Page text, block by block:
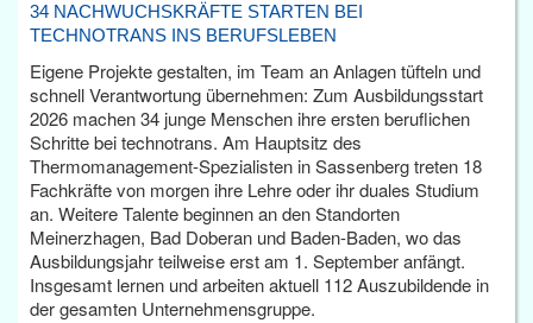
34 NACHWUCHSKRÄFTE STARTEN BEI
TECHNOTRANS INS BERUFSLEBEN
Eigene Projekte gestalten, im Team an Anlagen tüfteln und
schnell Verantwortung übernehmen: Zum Ausbildungsstart
2026 machen 34 junge Menschen ihre ersten beruflichen
Schritte bei technotrans. Am Hauptsitz des
Thermomanagement-Spezialisten in Sassenberg treten 18
Fachkräfte von morgen ihre Lehre oder ihr duales Studium
an. Weitere Talente beginnen an den Standorten
Meinerzhagen, Bad Doberan und Baden-Baden, wo das
Ausbildungsjahr teilweise erst am 1. September anfängt.
Insgesamt lernen und arbeiten aktuell 112 Auszubildende in
der gesamten Unternehmensgruppe.